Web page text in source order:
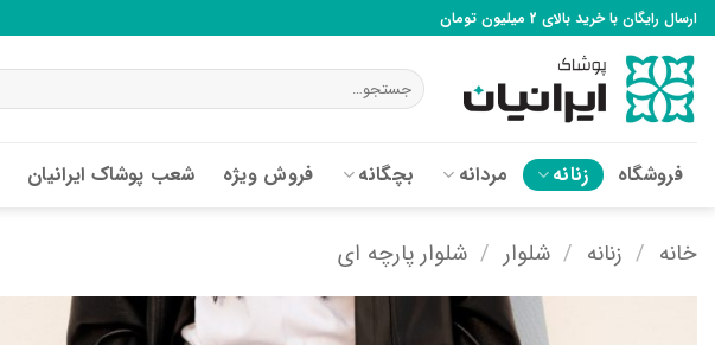
Skip
to
content
ارسال رایگان با خرید بالای 2 میلیون تومان
جستجو
برای:
فروشگاه زنانه مردانه بچگانه فروش ویژه شعب پوشاک ایرانیان
خانه / زنانه / شلوار / شلوار پارچه ای